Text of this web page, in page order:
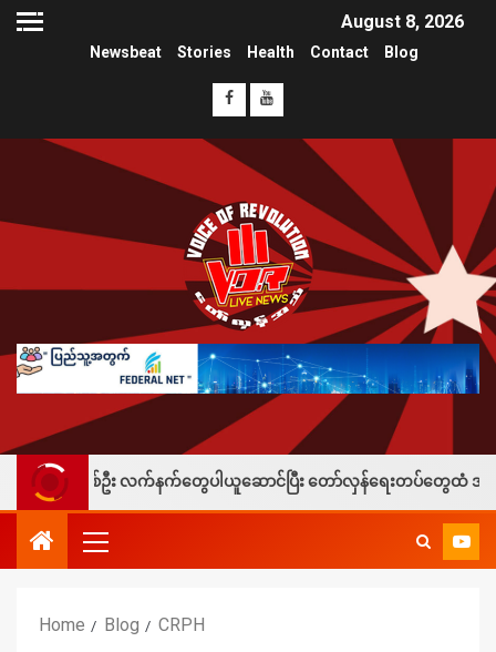
August 8, 2026
Newsbeat Stories Health Contact Blog
စ်ဦး လက်နက်တွေပါယူဆောင်ပြီး တော်လှန်ရေးတပ်တွေထံ အပ်နှံလို့ သိန်း
Home Blog CRPH